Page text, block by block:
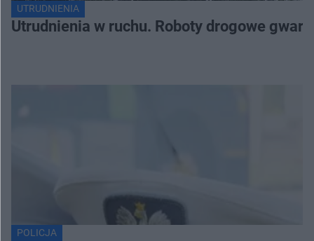
UTRUDNIENIA
Utrudnienia w ruchu. Roboty drogowe
POLICJA